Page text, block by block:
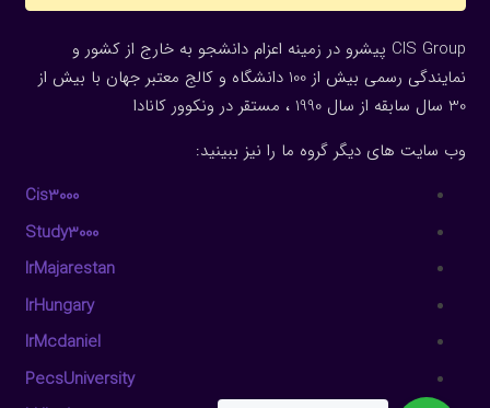
CIS Group پیشرو در زمینه اعزام دانشجو به خارج از کشور و
نمایندگی رسمی بیش از 100 دانشگاه و کالج معتبر جهان با بیش از
30 سال سابقه از سال 1990 ، مستقر در ونکوور کانادا
وب سایت های دیگر گروه ما را نیز ببینید:
Cis3000
Study3000
IrMajarestan
IrHungary
IrMcdaniel
PecsUniversity